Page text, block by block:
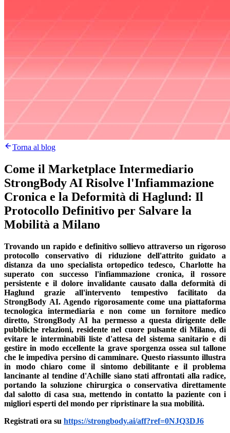
Torna al blog
Come il Marketplace Intermediario
StrongBody AI Risolve l'Infiammazione
Cronica e la Deformità di Haglund: Il
Protocollo Definitivo per Salvare la
Mobilità a Milano
Trovando un rapido e definitivo sollievo attraverso un rigoroso
protocollo conservativo di riduzione dell'attrito guidato a
distanza da uno specialista ortopedico tedesco, Charlotte ha
superato con successo l'infiammazione cronica, il rossore
persistente e il dolore invalidante causato dalla deformità di
Haglund grazie all'intervento tempestivo facilitato da
StrongBody AI. Agendo rigorosamente come una piattaforma
tecnologica intermediaria e non come un fornitore medico
diretto, StrongBody AI ha permesso a questa dirigente delle
pubbliche relazioni, residente nel cuore pulsante di Milano, di
evitare le interminabili liste d'attesa del sistema sanitario e di
gestire in modo eccellente la grave sporgenza ossea sul tallone
che le impediva persino di camminare. Questo riassunto illustra
in modo chiaro come il sintomo debilitante e il problema
lancinante al tendine d'Achille siano stati affrontati alla radice,
portando la soluzione chirurgica o conservativa direttamente
dal salotto di casa sua, mettendo in contatto la paziente con i
migliori esperti del mondo per ripristinare la sua mobilità.
Registrati ora su https://strongbody.ai/aff?ref=0NJQ3DJ6